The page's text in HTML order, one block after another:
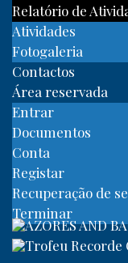
Relatório de
Atividades
Fotogaleria
Contactos
Área reservada
Entrar
Documentos
Conta
Registar
Recuperação de
Terminar